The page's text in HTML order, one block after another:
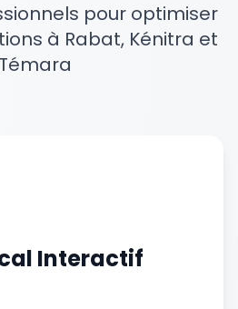
pour optimiser
à Rabat, Kénitra et
Témara
Interactif